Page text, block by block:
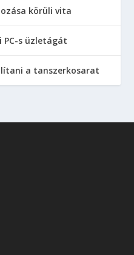
körüli vita
PC-s üzletágát
a tanszerkosarat